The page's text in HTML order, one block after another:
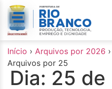
conteúdo
Início › Arquivos por 2026 ›
Arquivos por 25
Dia: 25 de